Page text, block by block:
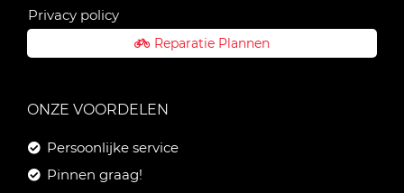
Privacy policy
Reparatie Plannen
ONZE VOORDELEN
Persoonlijke service
Pinnen graag!